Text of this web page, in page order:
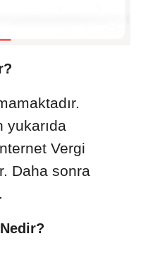
yukarıda
Vergi
Daha sonra